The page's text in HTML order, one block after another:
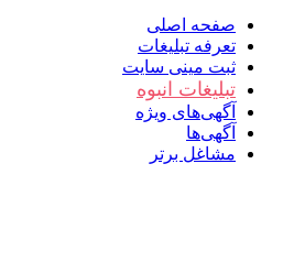
صفحه اصلی
تعرفه تبلیغات
ثبت مینی سایت
تبلیغات انبوه
آگهی‌های ویژه
آگهی‌ها
مشاغل برتر